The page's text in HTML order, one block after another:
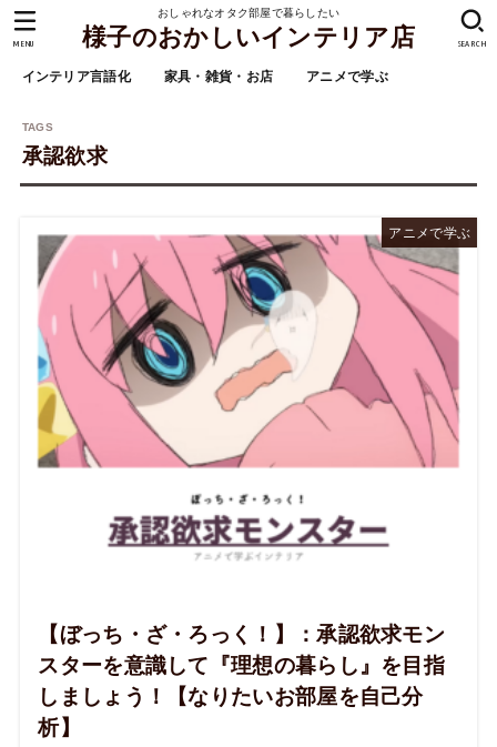
おしゃれなオタク部屋で暮らしたい
様子のおかしいインテリア店
インテリア言語化 家具・雑貨・お店 アニメで学ぶ
SEARCH
MENU
承認欲求
アニメで学ぶ
【ぼっち・ざ・ろっく！】：承認欲求モン
スターを意識して『理想の暮らし』を目指
しましょう！【なりたいお部屋を自己分
析】